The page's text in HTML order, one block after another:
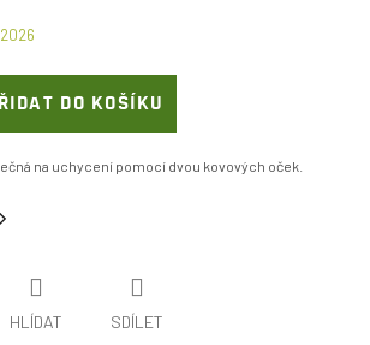
DO KOŠÍKU
na uchycení pomocí dvou kovových oček.
HLÍDAT SDÍLET